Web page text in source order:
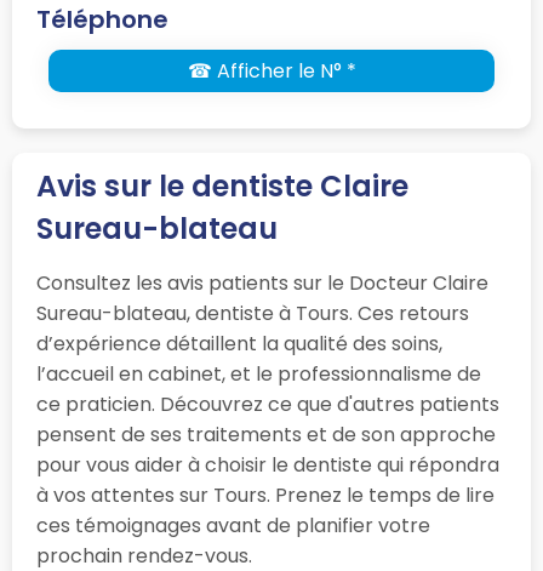
Téléphone
☎ Afficher le N° *
Avis sur le dentiste Claire
Sureau-blateau
Consultez les avis patients sur le Docteur Claire
Sureau-blateau, dentiste à Tours. Ces retours
d’expérience détaillent la qualité des soins,
l’accueil en cabinet, et le professionnalisme de
ce praticien. Découvrez ce que d'autres patients
pensent de ses traitements et de son approche
pour vous aider à choisir le dentiste qui répondra
à vos attentes sur Tours. Prenez le temps de lire
ces témoignages avant de planifier votre
prochain rendez-vous.